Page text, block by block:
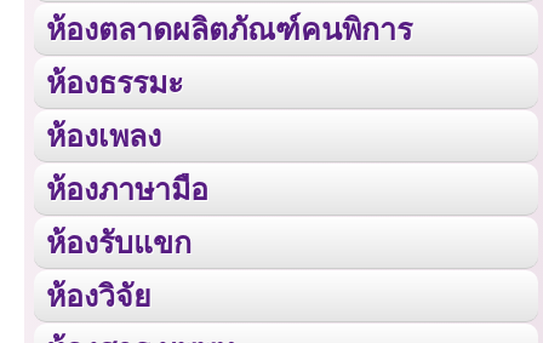
ห้องตลาดผลิตภัณฑ์คนพิการ
ห้องธรรมะ
ห้องเพลง
ห้องภาษามือ
ห้องรับแขก
ห้องวิจัย